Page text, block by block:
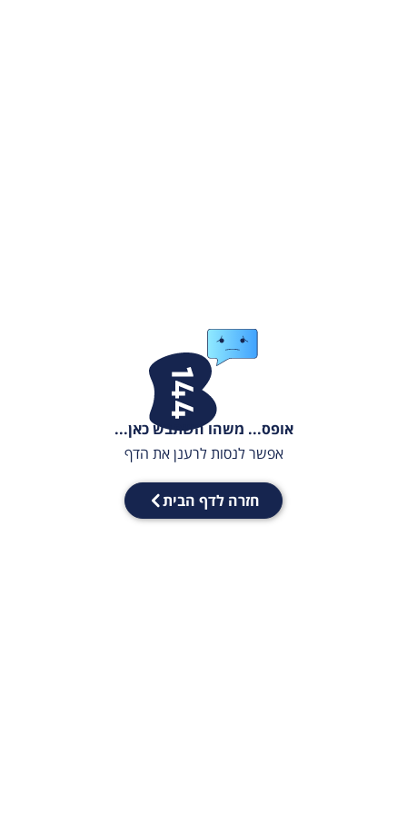
אופס... משהו השתבש כאן...
אפשר לנסות לרענן את הדף
חזרה לדף הבית